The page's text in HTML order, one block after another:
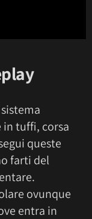
in tuffi, corsa
queste
farti del
ovunque
entra in